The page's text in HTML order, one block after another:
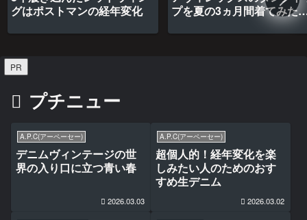
グはポストマンの経年変化
プを夏の3ヵ月間着てみた
PR
プチニュー
A.P.C(アーペーセー)
デニムヴィンテージの世
界の入り口に立つ青い春
2026.03.03
A.P.C(アーペーセー)
超個人的！経年変化を楽
しみたい人のためのおす
すめ生デニム
2026.03.02